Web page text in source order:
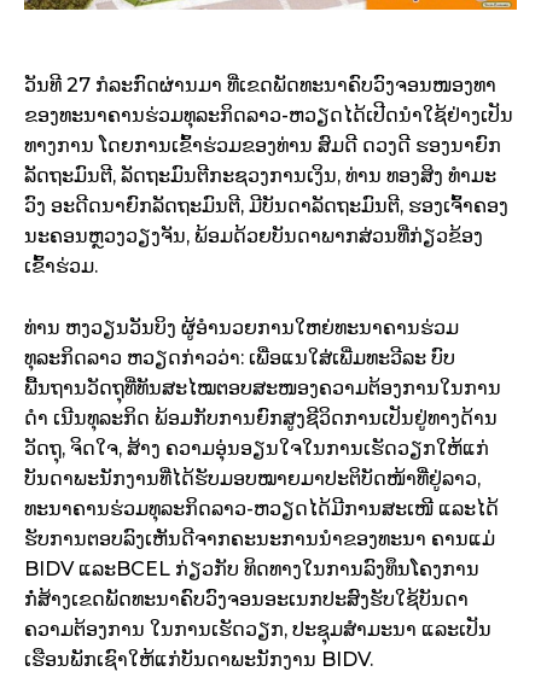
ວັນທີ 27 ກໍລະກົດຜ່ານມາ ທີ່ເຂດພັດທະນາຄົບວົງຈອນໜອງທາ
ຂອງທະນາຄານຮ່ວມທຸລະກິດລາວ-ຫວຽດໄດ້ເປີດນຳໃຊ້ຢ່າງເປັນ
ທາງການ ໂດຍການເຂົ້າຮ່ວມຂອງທ່ານ ສົມດີ ດວງດີ ຮອງນາຍົກ
ລັດຖະມົນຕີ, ລັດຖະມົນຕີກະຊວງການເງິນ, ທ່ານ ທອງສິງ ທຳມະ
ວົງ ອະດີດນາຍົກລັດຖະມົນຕີ, ມີບັນດາລັດຖະມົນຕີ, ຮອງເຈົ້າຄອງ
ນະຄອນຫຼວງວຽງຈັນ, ພ້ອມດ້ວຍບັນດາພາກສ່ວນທີ່ກ່ຽວຂ້ອງ
ເຂົ້າຮ່ວມ.
ທ່ານ ຫງວຽນວັນບິງ ຜູ້ອຳນວຍການໃຫຍ່ທະນາຄານຮ່ວມ
ທຸລະກິດລາວ ຫວຽດກ່າວວ່າ: ເພື່ອແນໃສ່ເພີ່ມທະວີລະ ບົບ
ພື້ນຖານວັດຖຸທີ່ທັນສະໄໝຕອບສະໜອງຄວາມຕ້ອງການໃນການ
ດຳ ເນີນທຸລະກິດ ພ້ອມກັບການຍົກສູງຊີວິດການເປັນຢູ່ທາງດ້ານ
ວັດຖຸ, ຈິດໃຈ, ສ້າງ ຄວາມອຸ່ນອຽນໃຈໃນການເຮັດວຽກໃຫ້ແກ່
ບັນດາພະນັກງານທີ່ໄດ້ຮັບມອບໝາຍມາປະຕິບັດໜ້າທີ່ຢູ່ລາວ,
ທະນາຄານຮ່ວມທຸລະກິດລາວ-ຫວຽດໄດ້ມີການສະເໜີ ແລະໄດ້
ຮັບການຕອບລົງເຫັນດີຈາກຄະນະການນຳຂອງທະນາ ຄານແມ່
BIDV ແລະBCEL ກ່ຽວກັບ ທິດທາງໃນການລົງທຶນໂຄງການ
ກໍ່ສ້າງເຂດພັດທະນາຄົບວົງຈອນອະເນກປະສົງຮັບໃຊ້ບັນດາ
ຄວາມຕ້ອງການ ໃນການເຮັດວຽກ, ປະຊຸມສຳມະນາ ແລະເປັນ
ເຮືອນພັກເຊົາໃຫ້ແກ່ບັນດາພະນັກງານ BIDV.